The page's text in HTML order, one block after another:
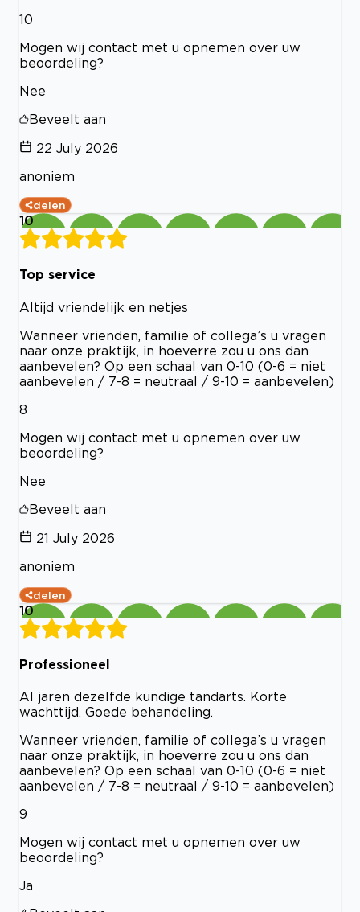
10
Mogen wij contact met u opnemen over uw
beoordeling?
Nee
Beveelt aan
22 July 2026
anoniem
delen
10
Top service
Altijd vriendelijk en netjes
Wanneer vrienden, familie of collega’s u vragen
naar onze praktijk, in hoeverre zou u ons dan
aanbevelen? Op een schaal van 0-10 (0-6 = niet
aanbevelen / 7-8 = neutraal / 9-10 = aanbevelen)
8
Mogen wij contact met u opnemen over uw
beoordeling?
Nee
Beveelt aan
21 July 2026
anoniem
delen
10
Professioneel
Al jaren dezelfde kundige tandarts. Korte
wachttijd. Goede behandeling.
Wanneer vrienden, familie of collega’s u vragen
naar onze praktijk, in hoeverre zou u ons dan
aanbevelen? Op een schaal van 0-10 (0-6 = niet
aanbevelen / 7-8 = neutraal / 9-10 = aanbevelen)
9
Mogen wij contact met u opnemen over uw
beoordeling?
Ja